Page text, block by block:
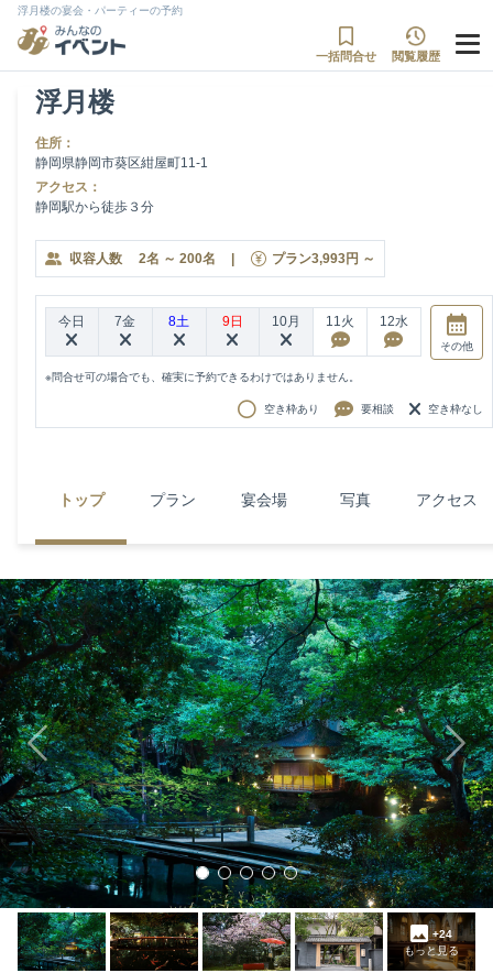
浮月楼の宴会・パーティーの予約
一括問合せ 閲覧履歴
浮月楼
住所：
静岡県静岡市葵区紺屋町11-1
アクセス：
静岡駅から徒歩３分
収容人数 2名 ～ 200名 | プラン3,993円 ～
今日 7金 8土 9日 10月 11火 12水
その他
※問合せ可の場合でも、確実に予約できるわけではありません。
空き枠あり 要相談 空き枠なし
トップ プラン 宴会場 写真 アクセス
Previous Next
+24
もっと見る